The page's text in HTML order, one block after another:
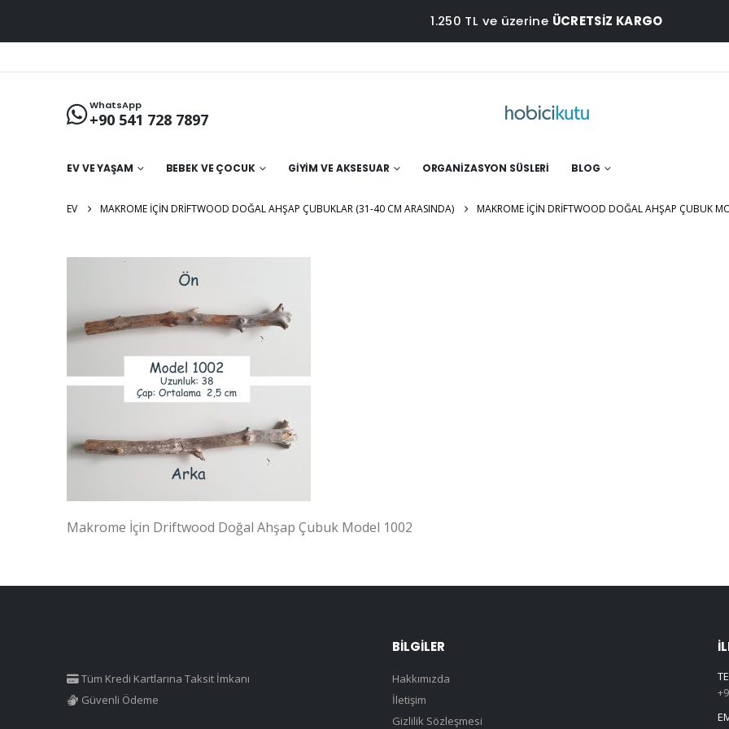
1.250 TL ve üzerine ÜCRETSİZ KARGO
WhatsApp
+90 541 728 7897
EV VE YAŞAM BEBEK VE ÇOCUK GIYIM VE AKSESUAR ORGANIZASYON SÜSLERI BLOG
EV MAKROME İÇIN DRIFTWOOD DOĞAL AHŞAP ÇUBUKLAR (31-40 CM ARASINDA) MAKROME İÇIN DRIFTWOOD DOĞAL AHŞAP ÇUBUK
Makrome İçin Driftwood Doğal Ahşap Çubuk Model 1002
Tüm Kredi Kartlarına Taksit İmkanı
Güvenli Ödeme
BILGILER
Hakkımızda
İletişim
Gizlilik Sözleşmesi